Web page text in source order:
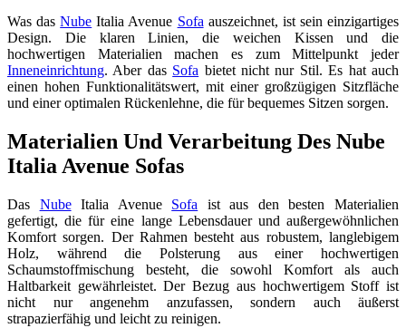
Was dasNube Italia Avenue Sofaauszeichnet, ist sein einzigartiges
Design. Die klaren Linien, die weichen Kissen und die
hochwertigen Materialien machen es zum Mittelpunkt jeder
Inneneinrichtung. Aber das Sofa bietet nicht nur Stil. Es hat auch
einen hohen Funktionalitätswert, mit einer großzügigen Sitzfläche
und einer optimalen Rückenlehne, die für bequemes Sitzen sorgen.
Materialien Und Verarbeitung Des Nube
Italia Avenue Sofas
Das NubeItalia Avenue Sofa ist aus den besten Materialien
gefertigt, die für eine lange Lebensdauer und außergewöhnlichen
Komfort sorgen. Der Rahmen besteht aus robustem, langlebigem
Holz, während die Polsterung aus einer hochwertigen
Schaumstoffmischung besteht, die sowohl Komfort als auch
Haltbarkeit gewährleistet. Der Bezug aus hochwertigem Stoff ist
nicht nur angenehm anzufassen, sondern auch äußerst
strapazierfähig und leicht zu reinigen.